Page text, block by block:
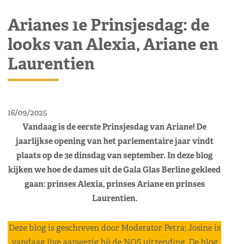
Arianes 1e Prinsjesdag: de
looks van Alexia, Ariane en
Laurentien
16/09/2025
Vandaag is de eerste Prinsjesdag van Ariane! De
jaarlijkse opening van het parlementaire jaar vindt
plaats op de 3e dinsdag van september. In deze blog
kijken we hoe de dames uit de Gala Glas Berline gekleed
gaan: prinses Alexia, prinses Ariane en prinses
Laurentien.
Deze blog is geschreven door Moderator Petra; Josine is